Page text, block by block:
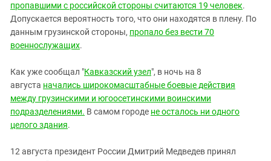
пропавшими с российской стороны считаются 19 человек.
Допускается вероятность того, что они находятся в плену. По
данным грузинской стороны, пропало без вести 70
военнослужащих.
Как уже сообщал "Кавказский узел", в ночь на 8
августа начались широкомасштабные боевые действия
между грузинскими и югоосетинскими воинскими
подразделениями. В самом городе не осталось ни одного
целого здания.
12 августа президент России Дмитрий Медведев принял